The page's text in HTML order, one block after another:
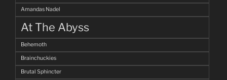
Amandas Nadel
At The Abyss
Behemoth
Brainchuckies
Brutal Sphincter